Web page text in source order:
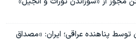
پناهنده عراقی؛ ایران: «مصداق